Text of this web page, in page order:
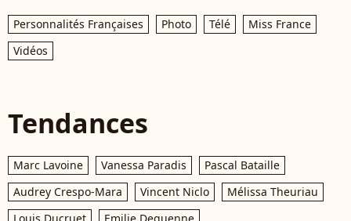
Personnalités Françaises Photo Télé
Miss France
Vidéos
Tendances
Marc Lavoine Vanessa Paradis
Pascal Bataille
Audrey Crespo-Mara
Vincent Niclo
Mélissa Theuriau